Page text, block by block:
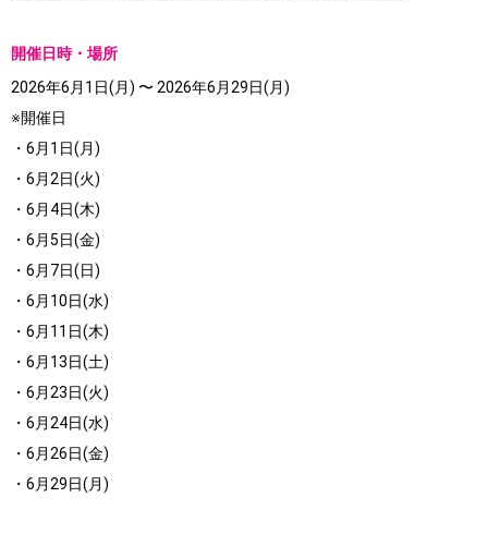
開催日時・場所
2026年6月1日(月) 〜 2026年6月29日(月)
※開催日
・6月1日(月)
・6月2日(火)
・6月4日(木)
・6月5日(金)
・6月7日(日)
・6月10日(水)
・6月11日(木)
・6月13日(土)
・6月23日(火)
・6月24日(水)
・6月26日(金)
・6月29日(月)